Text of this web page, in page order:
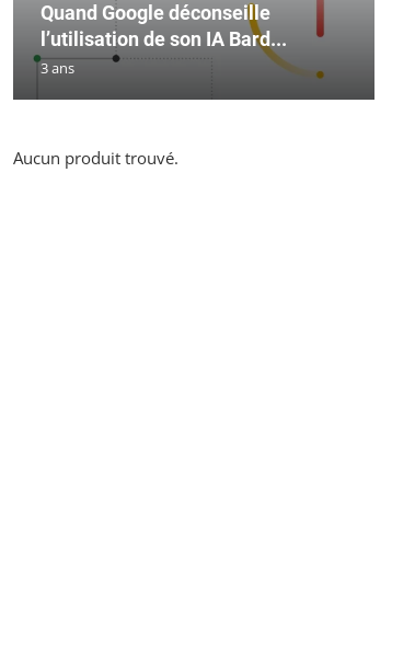
Quand Google déconseille
l’utilisation de son IA Bard...
3 ans
Aucun produit trouvé.